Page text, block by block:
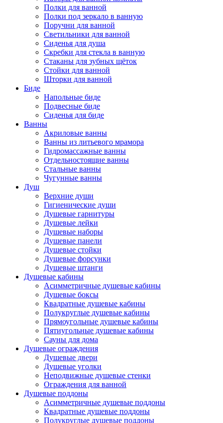
Полки для ванной
Полки под зеркало в ванную
Поручни для ванной
Светильники для ванной
Сиденья для душа
Скребки для стекла в ванную
Стаканы для зубных щёток
Стойки для ванной
Шторки для ванной
Биде
Напольные биде
Подвесные биде
Сиденья для биде
Ванны
Акриловые ванны
Ванны из литьевого мрамора
Гидромассажные ванны
Отдельностоящие ванны
Стальные ванны
Чугунные ванны
Душ
Верхние души
Гигиенические души
Душевые гарнитуры
Душевые лейки
Душевые наборы
Душевые панели
Душевые стойки
Душевые форсунки
Душевые штанги
Душевые кабины
Асимметричные душевые кабины
Душевые боксы
Квадратные душевые кабины
Полукруглые душевые кабины
Прямоугольные душевые кабины
Пятиугольные душевые кабины
Сауны для дома
Душевые ограждения
Душевые двери
Душевые уголки
Неподвижные душевые стенки
Ограждения для ванной
Душевые поддоны
Асимметричные душевые поддоны
Квадратные душевые поддоны
Полукруглые душевые поддоны